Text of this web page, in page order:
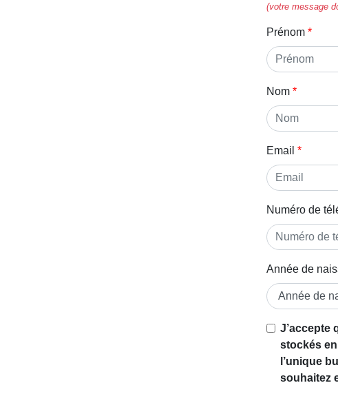
(votre message
Prénom
Nom
Email
Numéro de
Année de
Si vous
êtes un
être
humain,
J’accepte
stockés
l’unique
souhaitez